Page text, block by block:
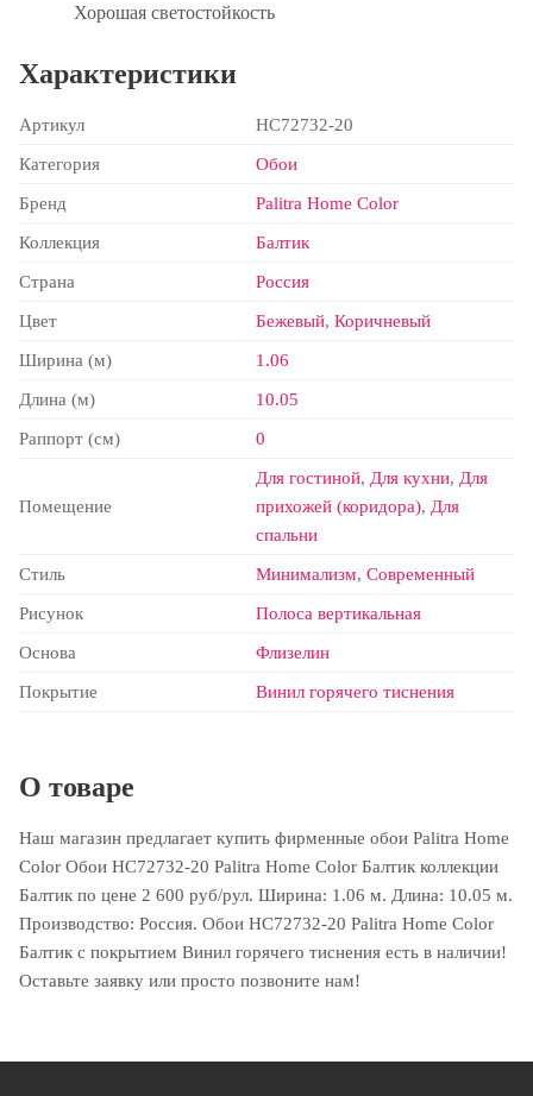
Характеристики
Артикул HC72732-20
Категория Обои
Бренд Palitra Home Color
Коллекция Балтик
Страна Россия
Цвет Бежевый, Коричневый
Ширина (м) 1.06
Длина (м) 10.05
Раппорт (см) 0
Помещение
Для гостиной, Для кухни, Для
прихожей (коридора), Для
спальни
Стиль Минимализм, Современный
Рисунок Полоса вертикальная
Основа Флизелин
Покрытие Винил горячего тиснения
Хорошая светостойкость
О товаре
Наш магазин предлагает купить фирменные обои Palitra Home
Color Обои HC72732-20 Palitra Home Color Балтик коллекции
Балтик по цене 2 600 руб/рул. Ширина: 1.06 м. Длина: 10.05 м.
Производство: Россия. Обои HC72732-20 Palitra Home Color
Балтик с покрытием Винил горячего тиснения есть в наличии!
Оставьте заявку или просто позвоните нам!